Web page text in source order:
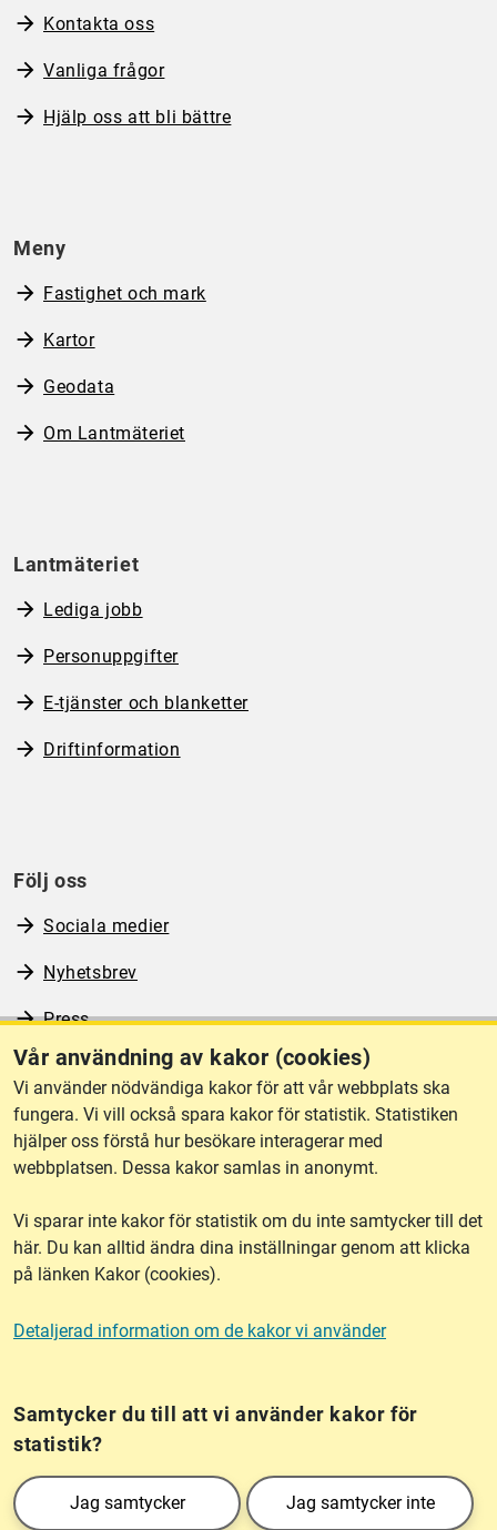
Vår användning av kakor (cookies)
Vi använder nödvändiga kakor för att vår webbplats ska
fungera. Vi vill också spara kakor för statistik. Statistiken
hjälper oss förstå hur besökare interagerar med
webbplatsen. Dessa kakor samlas in anonymt.
Vi sparar inte kakor för statistik om du inte samtycker till det
här. Du kan alltid ändra dina inställningar genom att klicka
på länken Kakor (cookies).
Detaljerad information om de kakor vi använder
Samtycker du till att vi använder kakor för
statistik?
Jag samtycker Jag samtycker inte
Kontakta oss
Vanliga frågor
Hjälp oss att bli bättre
Meny
Fastighet och mark
Kartor
Geodata
Om Lantmäteriet
Lantmäteriet
Lediga jobb
Personuppgifter
E-tjänster och blanketter
Driftinformation
Följ oss
Sociala medier
Nyhetsbrev
Press
RSS
Om webbplatsen
Tillgänglighet
Other languages
Kakor (cookies)
Lantmäteriet är den myndighet som kartlägger Sverige. Till våra uppgifter hör
också att registrera och säkra ägandet av alla fastigheter samt hantera deras